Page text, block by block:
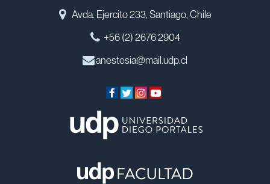
Avda. Ejercito 233, Santiago, Chile
+56 (2) 2676 2904
anestesia@mail.udp.cl